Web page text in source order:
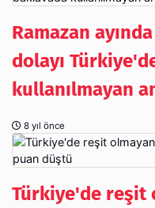
Ramazan
dolayı
kullanılmayan
8 yıl önce
Türkiye'de reşit